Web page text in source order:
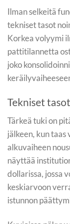
Ilman selkeitä
tekniset tasot
Korkea volyymi
pattitilannetta
joko
Tekniset
Tärkeä tuki on
jälkeen, kun
alkuvaiheen
näyttää
dollarissa, jossa
keskiarvoon
istunnon